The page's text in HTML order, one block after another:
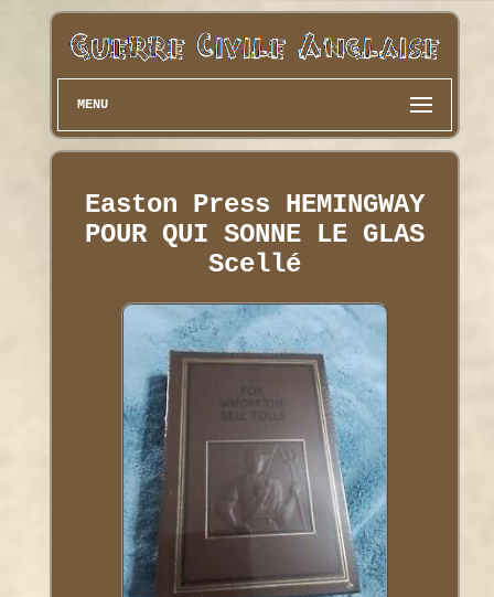
MENU
Easton Press HEMINGWAY
POUR QUI SONNE LE GLAS
Scellé